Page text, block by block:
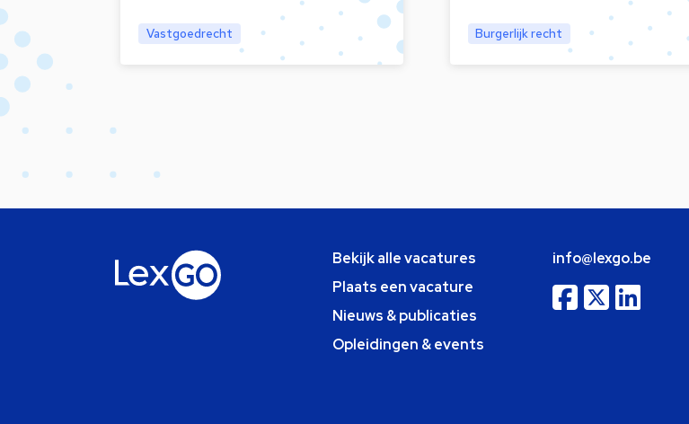
Vastgoedrecht Burgerlijk recht
Bekijk alle vacatures
Plaats een vacature
Nieuws & publicaties
Opleidingen & events
info@lexgo.be